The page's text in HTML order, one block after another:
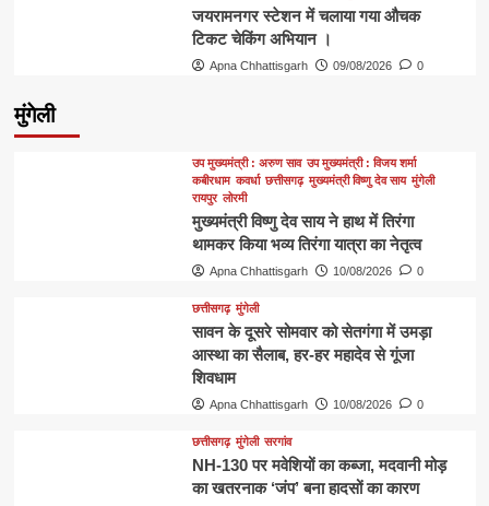
जयरामनगर स्टेशन में चलाया गया औचक
टिकट चेकिंग अभियान ।
Apna Chhattisgarh 09/08/2026 0
मुंगेली
उप मुख्यमंत्री : अरुण साव उप मुख्यमंत्री : विजय शर्मा
कबीरधाम कवर्धा छत्तीसगढ़ मुख्यमंत्री विष्णु देव साय मुंगेली
रायपुर लोरमी
मुख्यमंत्री विष्णु देव साय ने हाथ में तिरंगा
थामकर किया भव्य तिरंगा यात्रा का नेतृत्व
Apna Chhattisgarh 10/08/2026 0
छत्तीसगढ़ मुंगेली
सावन के दूसरे सोमवार को सेतगंगा में उमड़ा
आस्था का सैलाब, हर-हर महादेव से गूंजा
शिवधाम
Apna Chhattisgarh 10/08/2026 0
छत्तीसगढ़ मुंगेली सरगांव
NH-130 पर मवेशियों का कब्जा, मदवानी मोड़
का खतरनाक ‘जंप’ बना हादसों का कारण